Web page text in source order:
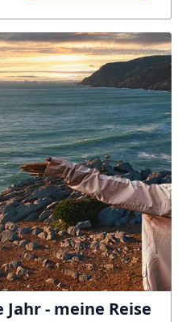
- meine Reise